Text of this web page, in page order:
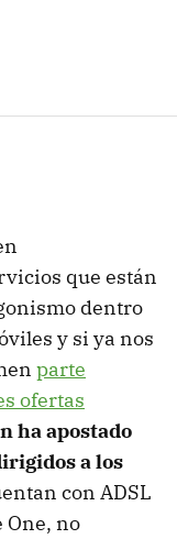
que están
dentro
y si ya nos
parte
ofertas
ha apostado
a los
con ADSL
One, no